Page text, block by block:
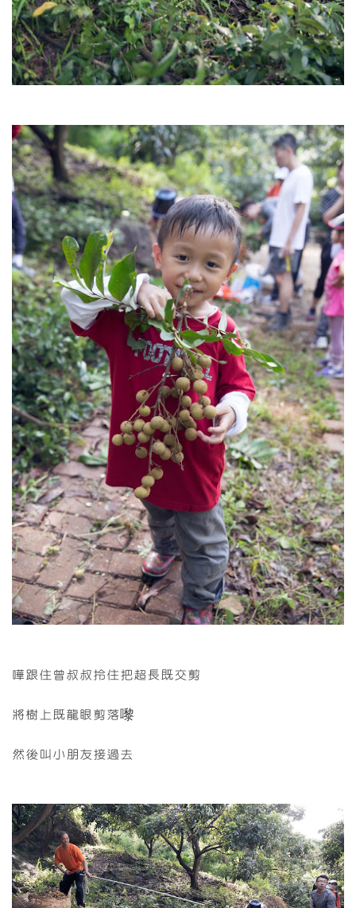
嘩跟住曾叔叔拎住把超長既交剪
將樹上既龍眼剪落嚟
然後叫小朋友接過去